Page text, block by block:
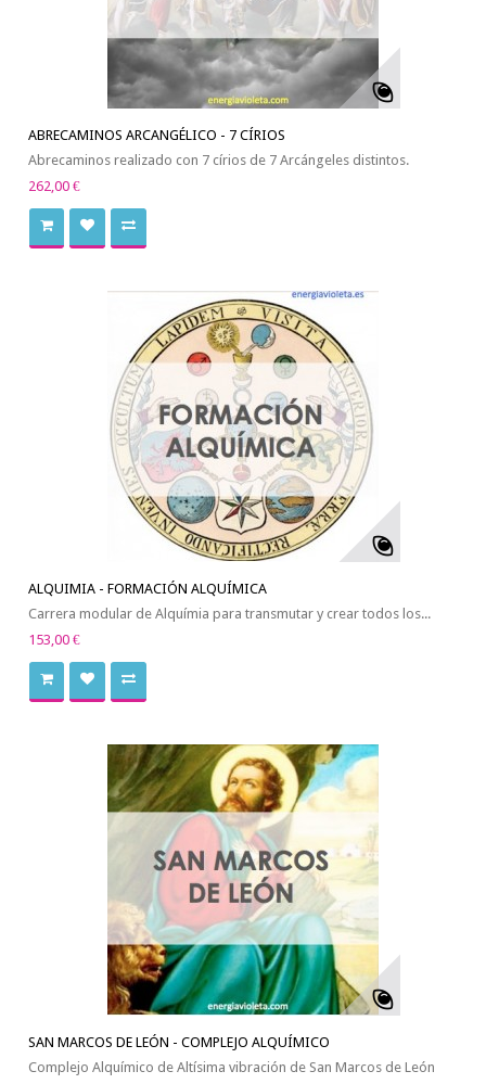
ABRECAMINOS ARCANGÉLICO - 7 CÍRIOS
Abrecaminos realizado con 7 círios de 7 Arcángeles distintos.
262,00 €
ALQUIMIA - FORMACIÓN ALQUÍMICA
Carrera modular de Alquímia para transmutar y crear todos los...
153,00 €
SAN MARCOS DE LEÓN - COMPLEJO ALQUÍMICO
Complejo Alquímico de Altísima vibración de San Marcos de León